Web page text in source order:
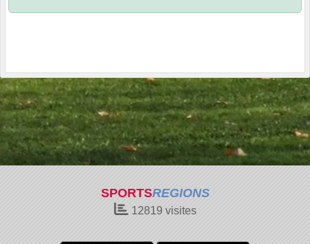
SPORTSREGIONS
12819 visites